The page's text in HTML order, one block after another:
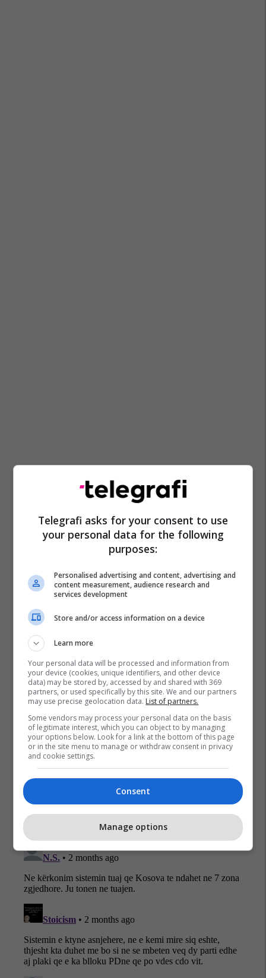
Adriatik Lapaj Kosova
Telegrafi asks for your consent to use
your personal data for the following
purposes:
Personalised advertising and content, advertising and
content measurement, audience research and
services development
Store and/or access information on a device
Learn more
Your personal data will be processed and information from
your device (cookies, unique identifiers, and other device
data) may be stored by, accessed by and shared with 369
partners, or used specifically by this site. We and our partners
may use precise geolocation data. List of partners.
Some vendors may process your personal data on the basis
of legitimate interest, which you can object to by managing
your options below. Look for a link at the bottom of this page
or in the site menu to manage or withdraw consent in privacy
and cookie settings.
Consent
Manage options